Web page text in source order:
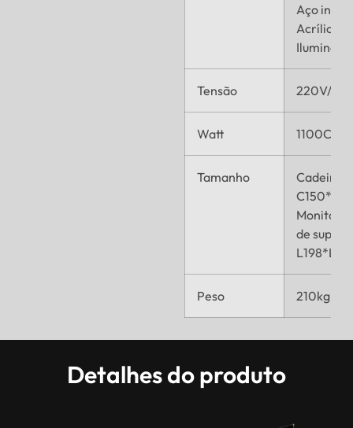
Aço
Acrílico,
Tensão 220V/
Watt 1100C
Tamanho
Cadeira:
Monitore
de
Peso 210kg
Detalhes do produto